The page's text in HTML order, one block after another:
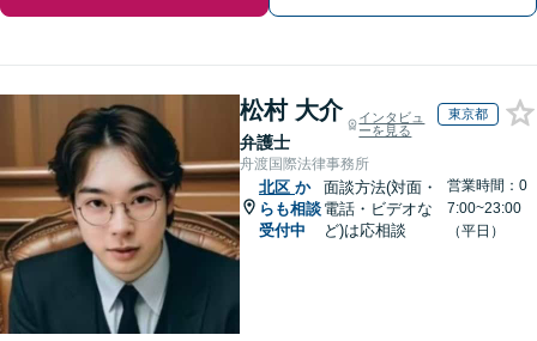
松村 大介
弁護士
インタビュ
ーを見る
東京都
舟渡国際法律事務所
北区 か
らも相談
受付中
面談方法(対面・
電話・ビデオな
ど)は応相談
営業時間：0
7:00~23:00
（平日）